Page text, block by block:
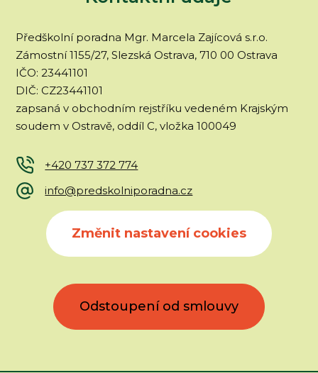
Předškolní poradna Mgr. Marcela Zajícová s.r.o.
Zámostní 1155/27, Slezská Ostrava, 710 00 Ostrava
IČO: 23441101
DIČ: CZ23441101
zapsaná v obchodním rejstříku vedeném Krajským
soudem v Ostravě, oddíl C, vložka 100049
+420 737 372 774
info@predskolniporadna.cz
Změnit nastavení cookies
Odstoupení od smlouvy